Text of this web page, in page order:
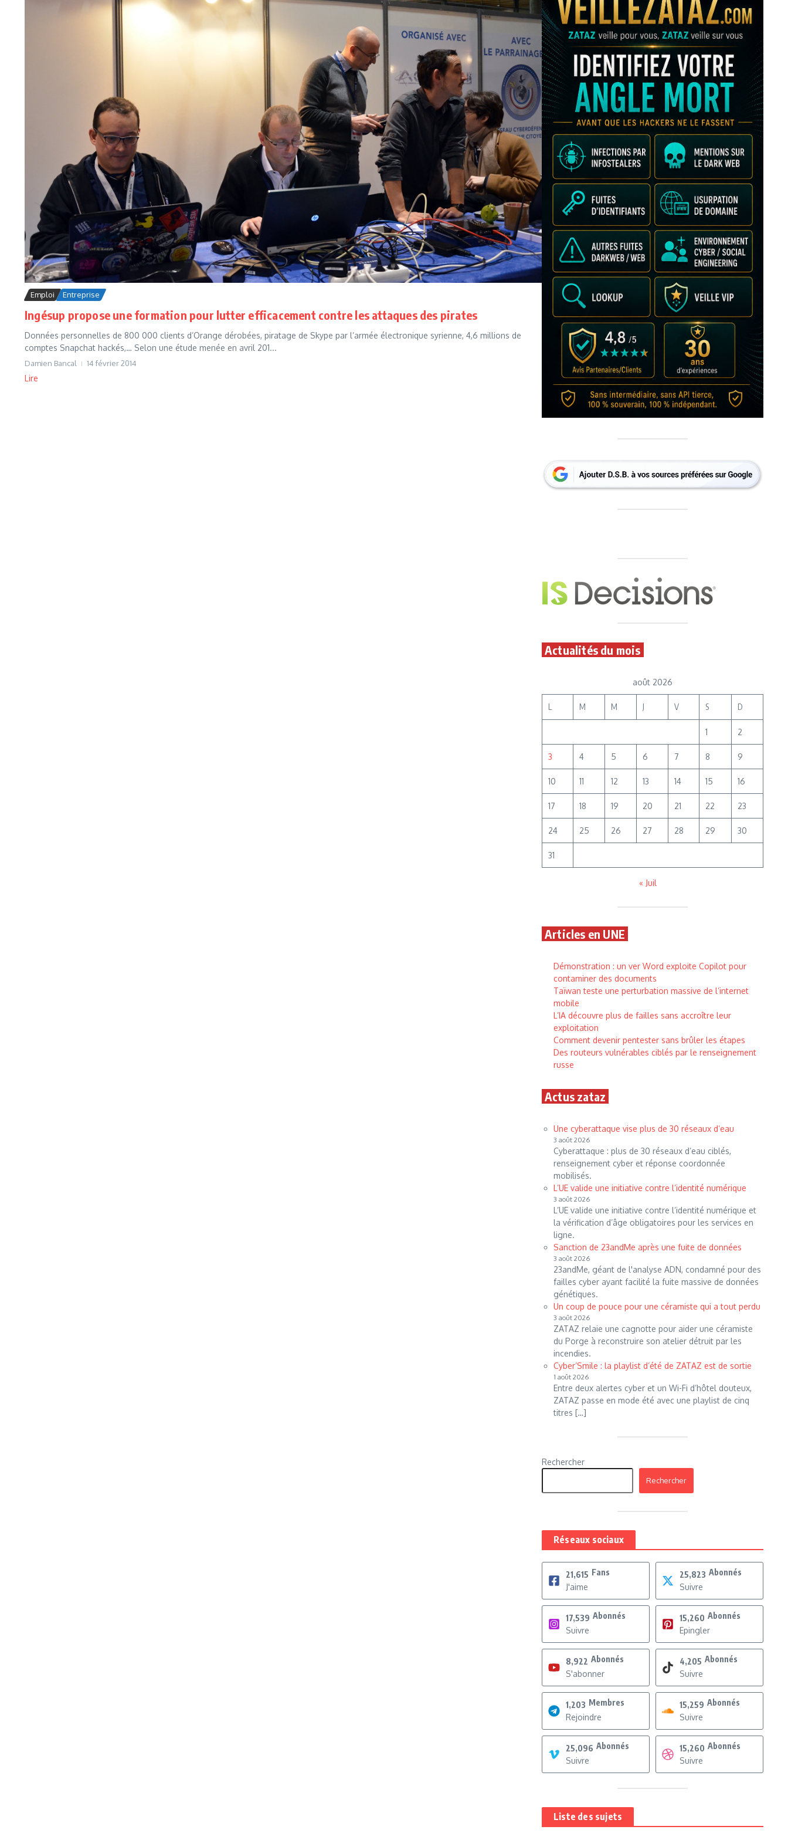
Emploi Entreprise
Ingésup propose une formation pour lutter efficacement contre les attaques des pirates
Données personnelles de 800 000 clients d’Orange dérobées, piratage de Skype par l’armée électronique syrienne, 4,6 millions de
comptes Snapchat hackés,… Selon une étude menée en avril 201...
Damien Bancal 14 février 2014
Lire
Actualités du mois
août 2026
L M M J V S D
1 2
3 4 5 6 7 8 9
10 11 12 13 14 15 16
17 18 19 20 21 22 23
24 25 26 27 28 29 30
31
« Juil
Articles en UNE
Démonstration : un ver Word exploite Copilot pour
contaminer des documents
Taïwan teste une perturbation massive de l’internet
mobile
L’IA découvre plus de failles sans accroître leur
exploitation
Comment devenir pentester sans brûler les étapes
Des routeurs vulnérables ciblés par le renseignement
russe
Actus zataz
Une cyberattaque vise plus de 30 réseaux d’eau
3 août 2026
Cyberattaque : plus de 30 réseaux d’eau ciblés,
renseignement cyber et réponse coordonnée
mobilisés.
L’UE valide une initiative contre l’identité numérique
3 août 2026
L’UE valide une initiative contre l’identité numérique et
la vérification d’âge obligatoires pour les services en
ligne.
Sanction de 23andMe après une fuite de données
3 août 2026
23andMe, géant de l'analyse ADN, condamné pour des
failles cyber ayant facilité la fuite massive de données
génétiques.
Un coup de pouce pour une céramiste qui a tout perdu
3 août 2026
ZATAZ relaie une cagnotte pour aider une céramiste
du Porge à reconstruire son atelier détruit par les
incendies.
Cyber’Smile : la playlist d’été de ZATAZ est de sortie
1 août 2026
Entre deux alertes cyber et un Wi-Fi d’hôtel douteux,
ZATAZ passe en mode été avec une playlist de cinq
titres […]
Rechercher
Rechercher
Réseaux sociaux
21,615 Fans
J'aime
25,823 Abonnés
Suivre
17,539 Abonnés
Suivre
15,260 Abonnés
Epingler
8,922 Abonnés
S'abonner
4,205 Abonnés
Suivre
1,203 Membres
Rejoindre
15,259 Abonnés
Suivre
25,096 Abonnés
Suivre
15,260 Abonnés
Suivre
Liste des sujets